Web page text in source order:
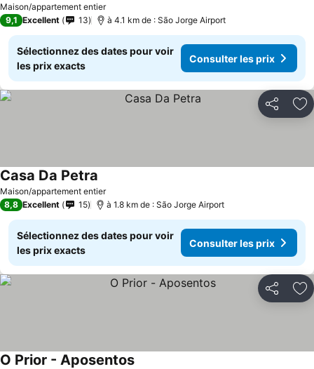
Maison/appartement entier
9,1 Excellent 13 à 4.1 km de : São Jorge Airport
Sélectionnez des dates pour voir
les prix exacts
Consulter les prix
Partager
Maison/appartement entier
Casa Da Petra
8,8 Excellent 15 à 1.8 km de : São Jorge Airport
Sélectionnez des dates pour voir
les prix exacts
Consulter les prix
Partager
O Prior - Aposentos